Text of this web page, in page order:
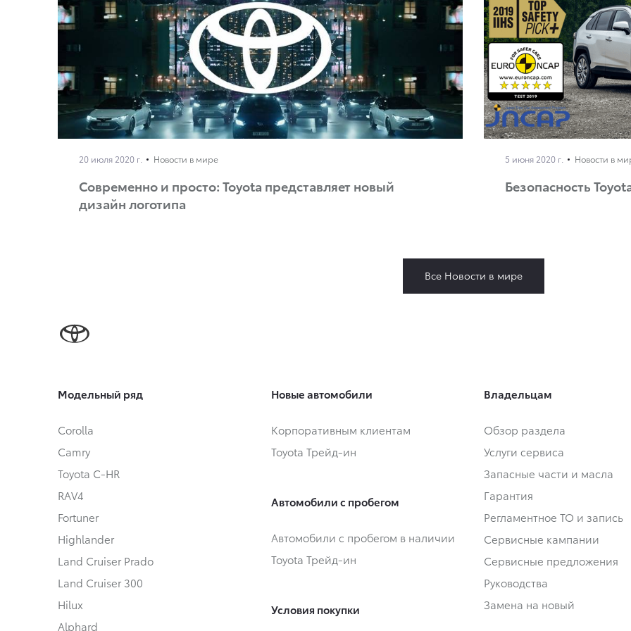
20 июля 2020 г. Новости в мире
Современно и просто: Toyota представляет новый
дизайн логотипа
5 июня 2020 г. Новости в
Безопасность
Все Новости в мире
Модельный ряд
Corolla
Camry
Toyota C-HR
RAV4
Fortuner
Highlander
Land Cruiser Prado
Land Cruiser 300
Hilux
Alphard
Новые автомобили
Корпоративным клиентам
Toyota Трейд-ин
Автомобили с пробегом
Автомобили с пробегом в наличии
Toyota Трейд-ин
Условия покупки
Владельцам
Обзор раздела
Услуги сервиса
Запасные части и масла
Гарантия
Регламентное ТО и запись
Сервисные кампании
Сервисные предложения
Руководства
Замена на новый